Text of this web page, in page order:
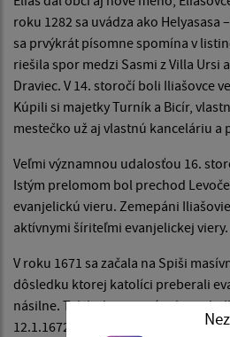
roku 1282 sa uvádza ako Helyasasa
sa prvýkrát písomne spomína v
riešila spor medzi Sasmi z Villa Ursi
Draviec. V 14. storočí boli Iliašovce
Kúpili si majetky Turník a Bicír,
mestečko už aj vlastnú kanceláriu a
Veľmi významnou udalosťou 16.
Istým prelomom bol prechod
evanjelickú vieru. Zemepáni
aktívnymi šíriteľmi evanjelickej viery.
V roku 1671 sa začala na Spiši
dôsledku ktorej katolíci preberali
násilne. Tak bol prevzatý aj kostol v
12.1.1672. Pre nedostatok